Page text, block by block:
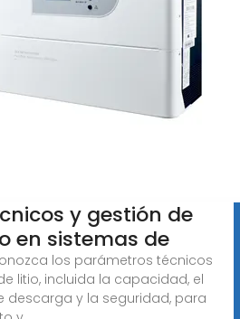
y gestión de
en sistemas de
los parámetros técnicos
litio, incluida la capacidad, el
descarga y la seguridad, para